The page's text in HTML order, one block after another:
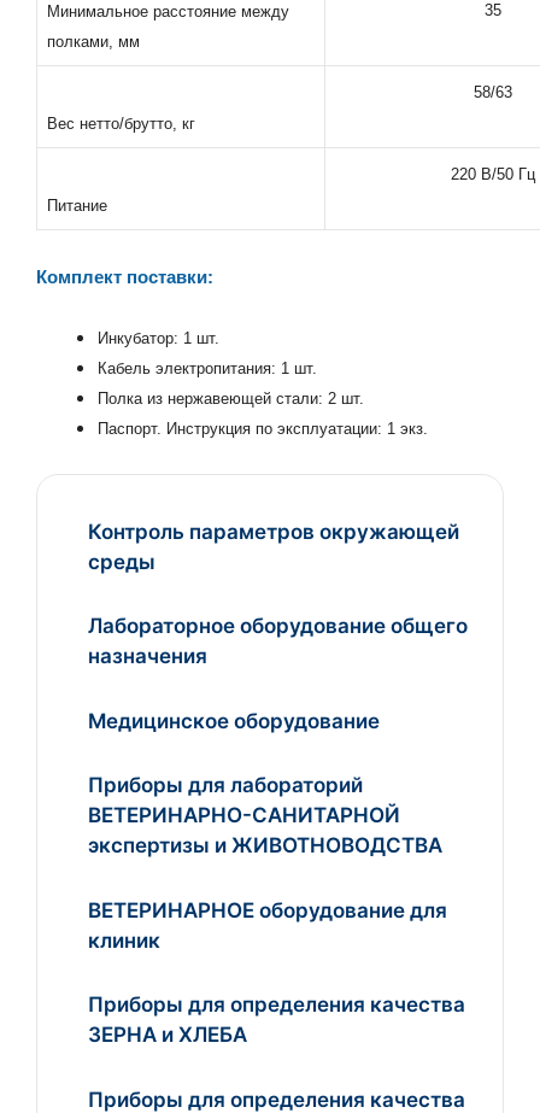
Минимальное расстояние между
полками, мм
35
Вес нетто/брутто, кг
58/63
Питание
220 В/50 Гц
Комплект поставки:
Инкубатор: 1 шт.
Кабель электропитания: 1 шт.
Полка из нержавеющей стали: 2 шт.
Паспорт. Инструкция по эксплуатации: 1 экз.
Контроль параметров окружающей
среды
Лабораторное оборудование общего
назначения
Медицинское оборудование
Приборы для лабораторий
ВЕТЕРИНАРНО-САНИТАРНОЙ
экспертизы и ЖИВОТНОВОДСТВА
ВЕТЕРИНАРНОЕ оборудование для
клиник
Приборы для определения качества
ЗЕРНА и ХЛЕБА
Приборы для определения качества